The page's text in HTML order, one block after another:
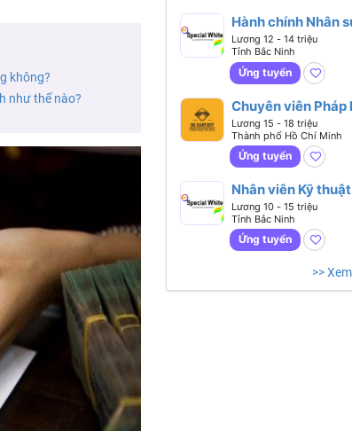
không?
như thế nào?
Hành chính Nhân
Lương 12 - 14 triệu
Tỉnh Bắc Ninh
Ứng tuyển
Chuyên viên Pháp
Công Bố Sản Phẩm
Lương 15 - 18 triệu
Thành phố Hồ Chí Minh
Ứng tuyển
Nhân viên Kỹ thuật
Lương 10 - 15 triệu
Tỉnh Bắc Ninh
Ứng tuyển
>>